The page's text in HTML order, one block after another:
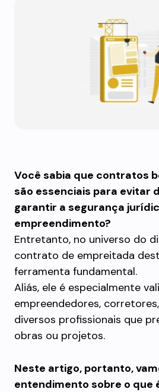
Você sabia que contratos
são essenciais para evitar
garantir a segurança
empreendimento?
Entretanto, no universo do
contrato de empreitada
ferramenta fundamental.
Aliás, ele é especialmente
empreendedores,
diversos profissionais que
obras ou projetos.
Neste artigo, portanto,
entendimento sobre o que